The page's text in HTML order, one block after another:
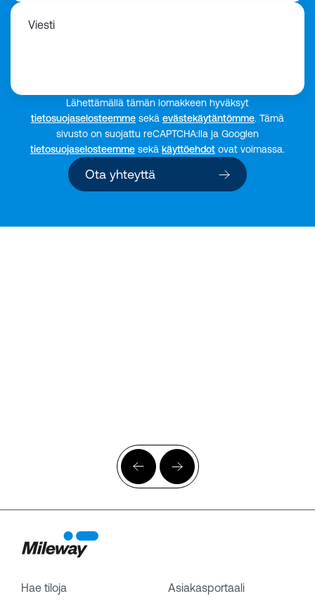
Viesti
Lähettämällä tämän lomakkeen hyväksyt
tietosuojaselosteemme sekä evästekäytäntömme. Tämä
sivusto on suojattu reCAPTCHA:lla ja Googlen
tietosuojaselosteemme sekä käyttöehdot ovat voimassa.
Ota yhteyttä
Hae tiloja Asiakasportaali